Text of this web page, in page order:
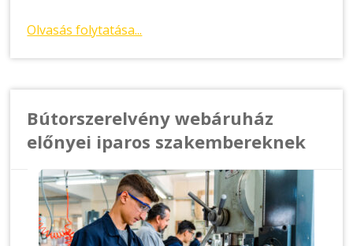
Olvasás folytatása...
Bútorszerelvény webáruház
előnyei iparos szakembereknek